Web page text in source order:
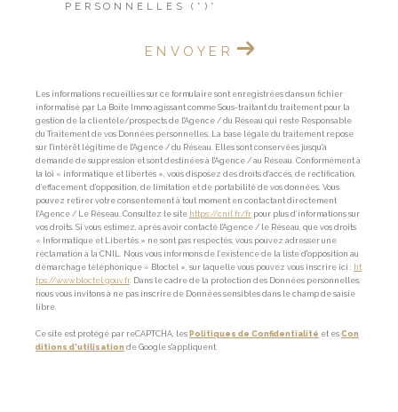
PERSONNELLES (*)*
ENVOYER
Les informations recueillies sur ce formulaire sont enregistrées dans un fichier
informatisé par La Boite Immo agissant comme Sous-traitant du traitement pour la
gestion de la clientèle/prospects de l'Agence / du Réseau qui reste Responsable
du Traitement de vos Données personnelles. La base légale du traitement repose
sur l'intérêt légitime de l'Agence / du Réseau. Elles sont conservées jusqu'à
demande de suppression et sont destinées à l'Agence / au Réseau. Conformément à
la loi « informatique et libertés », vous disposez des droits d’accès, de rectification,
d’effacement, d’opposition, de limitation et de portabilité de vos données. Vous
pouvez retirer votre consentement à tout moment en contactant directement
l’Agence / Le Réseau. Consultez le site https://cnil.fr/fr pour plus d’informations sur
vos droits. Si vous estimez, après avoir contacté l'Agence / le Réseau, que vos droits
« Informatique et Libertés » ne sont pas respectés, vous pouvez adresser une
réclamation à la CNIL. Nous vous informons de l’existence de la liste d'opposition au
démarchage téléphonique « Bloctel », sur laquelle vous pouvez vous inscrire ici : ht
tps://www.bloctel.gouv.fr. Dans le cadre de la protection des Données personnelles,
nous vous invitons à ne pas inscrire de Données sensibles dans le champ de saisie
libre.
Ce site est protégé par reCAPTCHA, les Politiques de Confidentialité et es Con
ditions d'utilisation de Google s'appliquent.